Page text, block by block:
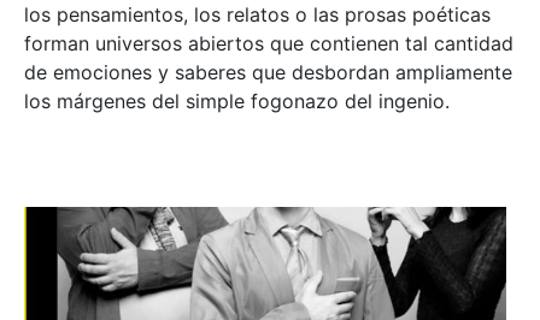
los pensamientos, los relatos o las prosas poéticas
forman universos abiertos que contienen tal cantidad
de emociones y saberes que desbordan ampliamente
los márgenes del simple fogonazo del ingenio.